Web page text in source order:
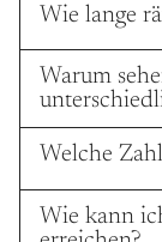
Wie lange
Warum
Welche
Wie kann